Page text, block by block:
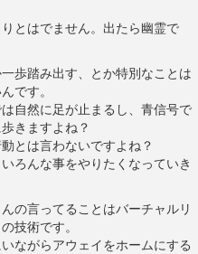
りとはでません。出たら幽霊で
歩踏み出す、とか特別なことは
です。
自然に足が止まるし、青信号で
きますよね？
とは言わないですよね？
ろんな事をやりたくなっていき
の言ってることはバーチャルリ
技術です。
ながらアウェイをホームにする